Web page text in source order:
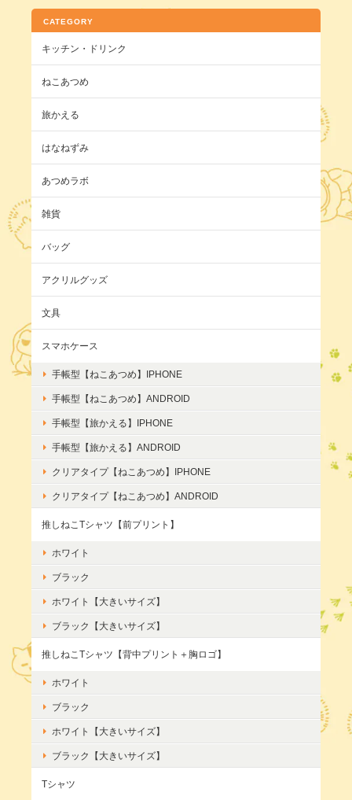
CATEGORY
キッチン・ドリンク
ねこあつめ
旅かえる
はなねずみ
あつめラボ
雑貨
バッグ
アクリルグッズ
文具
スマホケース
手帳型【ねこあつめ】IPHONE
手帳型【ねこあつめ】ANDROID
手帳型【旅かえる】IPHONE
手帳型【旅かえる】ANDROID
クリアタイプ【ねこあつめ】IPHONE
クリアタイプ【ねこあつめ】ANDROID
推しねこTシャツ【前プリント】
ホワイト
ブラック
ホワイト【大きいサイズ】
ブラック【大きいサイズ】
推しねこTシャツ【背中プリント＋胸ロゴ】
ホワイト
ブラック
ホワイト【大きいサイズ】
ブラック【大きいサイズ】
Tシャツ